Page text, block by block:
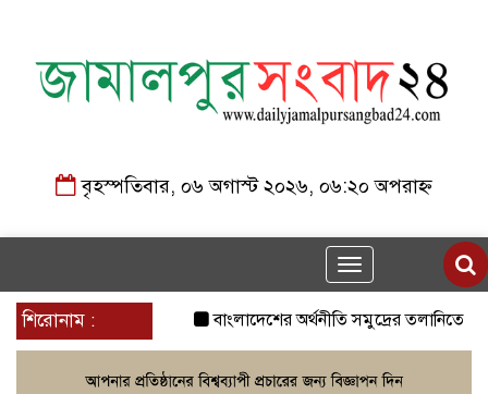
বৃহস্পতিবার, ০৬ অগাস্ট ২০২৬, ০৬:২০ অপরাহ্ন
Toggle
navigation
শিরোনাম :
বাংলাদেশের অর্থনীতি সমুদ্রের তলানিতে